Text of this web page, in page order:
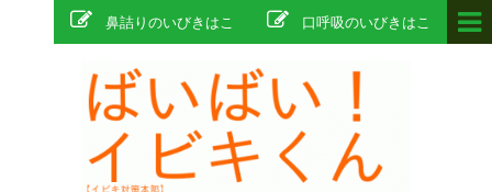
口呼吸のいびきはこ
鼻詰りのいびきはこ